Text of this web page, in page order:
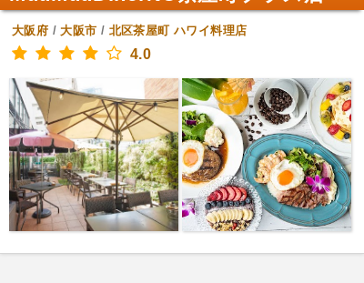
大阪府 /大阪市 / 北区茶屋町 ハワイ料理店
4.0